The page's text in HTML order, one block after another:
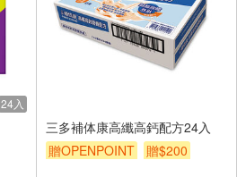
24入
三多補体康高纖高鈣配方24入
贈OPENPOINT
贈$200